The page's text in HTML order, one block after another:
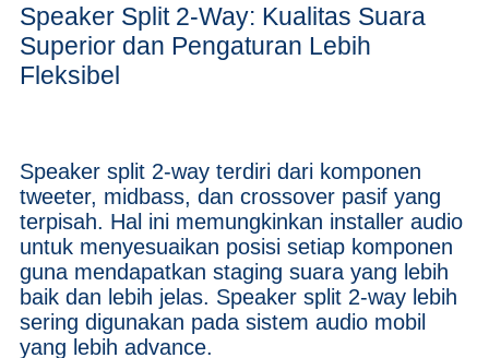
Speaker Split 2-Way: Kualitas Suara
Superior dan Pengaturan Lebih
Fleksibel
Speaker split 2-way terdiri dari komponen
tweeter, midbass, dan crossover pasif yang
terpisah. Hal ini memungkinkan installer audio
untuk menyesuaikan posisi setiap komponen
guna mendapatkan staging suara yang lebih
baik dan lebih jelas. Speaker split 2-way lebih
sering digunakan pada sistem audio mobil
yang lebih advance.